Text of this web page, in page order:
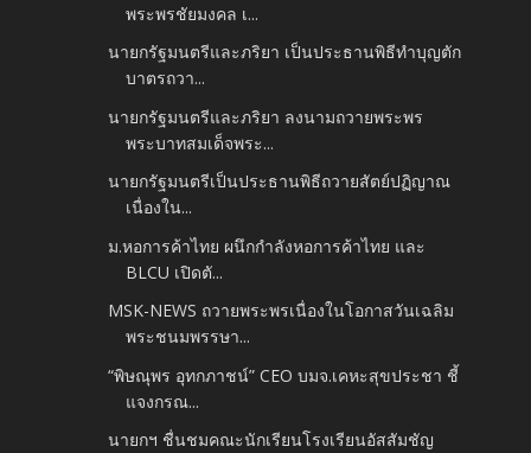
พระพรชัยมงคล เ...
นายกรัฐมนตรีและภริยา เป็นประธานพิธีทำบุญตัก
บาตรถวา...
นายกรัฐมนตรีและภริยา ลงนามถวายพระพร
พระบาทสมเด็จพระ...
นายกรัฐมนตรีเป็นประธานพิธีถวายสัตย์ปฏิญาณ
เนื่องใน...
ม.หอการค้าไทย ผนึกกำลังหอการค้าไทย และ
BLCU เปิดตั...
MSK-NEWS ถวายพระพรเนื่องในโอกาสวันเฉลิม
พระชนมพรรษา...
“พิษณุพร อุทกภาชน์” CEO บมจ.เคหะสุขประชา ชี้
แจงกรณ...
นายกฯ ชื่นชมคณะนักเรียนโรงเรียนอัสสัมชัญ